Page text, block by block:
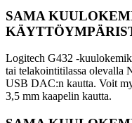
SAMA
Logitech G432 -
tai telakointitilassa olevalla
USB DAC:n kautta. Voit
3,5 mm kaapelin kautta.